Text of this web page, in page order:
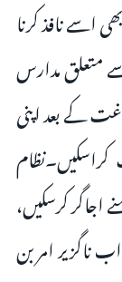
اسے نافذ کرنا
مدارس
کے بعد اپنی
کرسکیں،
ناگزیر امر بن